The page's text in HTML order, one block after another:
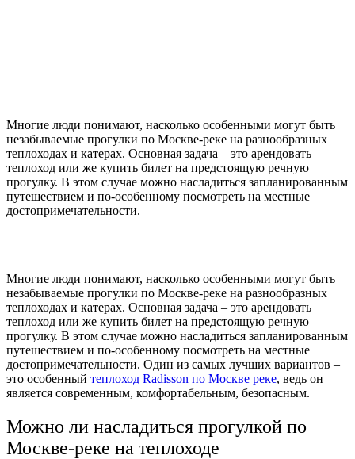
Многие люди понимают, насколько особенными могут быть
незабываемые прогулки по Москве-реке на разнообразных
теплоходах и катерах. Основная задача – это арендовать
теплоход или же купить билет на предстоящую речную
прогулку. В этом случае можно насладиться запланированным
путешествием и по-особенному посмотреть на местные
достопримечательности.
Многие люди понимают, насколько особенными могут быть
незабываемые прогулки по Москве-реке на разнообразных
теплоходах и катерах. Основная задача – это арендовать
теплоход или же купить билет на предстоящую речную
прогулку. В этом случае можно насладиться запланированным
путешествием и по-особенному посмотреть на местные
достопримечательности. Один из самых лучших вариантов –
это особенный теплоход Radisson по Москве реке, ведь он
является современным, комфортабельным, безопасным.
Можно ли насладиться прогулкой по
Москве-реке на теплоходе